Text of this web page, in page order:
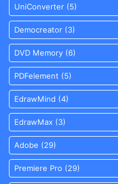
UniConverter (5)
Democreator (3)
DVD Memory (6)
PDFelement (5)
EdrawMind (4)
EdrawMax (3)
Adobe (29)
Premiere Pro (29)